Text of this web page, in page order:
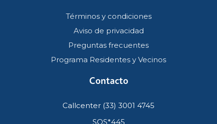
Términos y condiciones
Aviso de privacidad
Preguntas frecuentes
Programa Residentes y Vecinos
Contacto
Callcenter (33) 3001 4745
SOS*445